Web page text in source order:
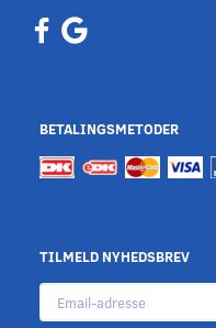
BETALINGSMETODER
TILMELD NYHEDSBREV
Email-
adresse